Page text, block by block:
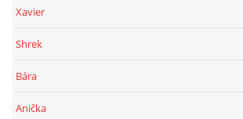
Xavier
Shrek
Bára
Anička